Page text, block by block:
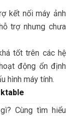
kết nối máy ảnh
trợ nhưng chưa
tốt trên các hệ
động ổn định
hình máy tính.
Cùng tìm hiểu